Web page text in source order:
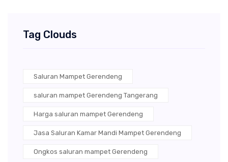
Tag Clouds
Saluran Mampet Gerendeng
saluran mampet Gerendeng Tangerang
Harga saluran mampet Gerendeng
Jasa Saluran Kamar Mandi Mampet Gerendeng
Ongkos saluran mampet Gerendeng